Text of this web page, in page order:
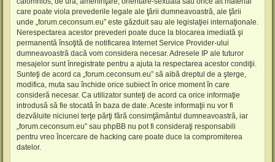
care poate viola prevederile legale ale ţării dumneavoastră, ale ţării
unde „forum.ceconsum.eu” este găzduit sau ale legislaţiei internaţionale.
Nerespectarea acestor prevederi poate duce la blocarea imediată şi
permanentă însoţită de notificarea Internet Service Provider-ului
dumneavoastră dacă vom considera necesar. Adresele IP ale tuturor
mesajelor sunt înregistrate pentru a ajuta la respectarea acestor condiţii.
Sunteţi de acord ca „forum.ceconsum.eu” să aibă dreptul de a şterge,
modifica, muta sau închide orice subiect în orice moment în care
consideră necesar. Ca utilizator sunteţi de acord ca orice informaţie
introdusă să fie stocată în baza de date. Aceste informaţii nu vor fi
dezvăluite niciunei terţe părţi fără consimţământul dumneavoastră, iar
„forum.ceconsum.eu” sau phpBB nu pot fi consideraţi responsabili
pentru vreo încercare de hacking care poate duce la compromiterea
datelor.